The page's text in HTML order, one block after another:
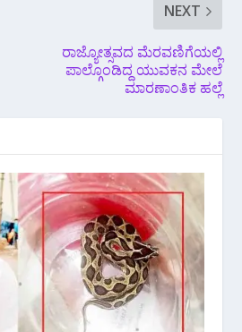
NEXT
ರಾಜ್ಯೋತ್ಸವದ‌ ಮೆರವಣಿಗೆಯಲ್ಲಿ
ಪಾಲ್ಗೊಂಡಿದ್ದ ಯುವಕನ ಮೇಲೆ‌
ಮಾರಣಾಂತಿಕ‌ ಹಲ್ಲೆ